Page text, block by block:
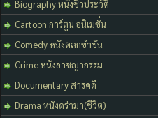
Biography หนังชีวประวัติ
Cartoon การ์ตูน อนิเมชั่น
Comedy หนังตลกขำขัน
Crime หนังอาชญากรรม
Documentary สารคดี
Drama หนังดร่ามา(ชีวิต)